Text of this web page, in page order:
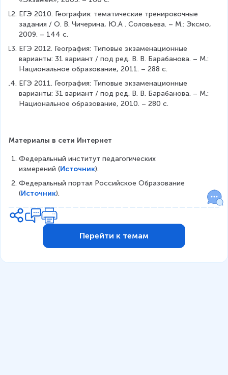
ЕГЭ 2010. География: тематические тренировочные
задания / О. В. Чичерина, Ю.А . Соловьева. – М.: Эксмо,
2009. – 144 с.
ЕГЭ 2012. География: Типовые экзаменационные
варианты: 31 вариант / под ред. В. В. Барабанова. – М.:
Национальное образование, 2011. – 288 с.
ЕГЭ 2011. География: Типовые экзаменационные
варианты: 31 вариант / под ред. В. В. Барабанова. – М.:
Национальное образование, 2010. – 280 с.
Материалы в сети Интернет
Федеральный институт педагогических
измерений (Источник).
Федеральный портал Российское Образование
(Источник).
Перейти к темам